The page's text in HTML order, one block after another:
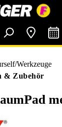
Werkzeuge
& Zubehör